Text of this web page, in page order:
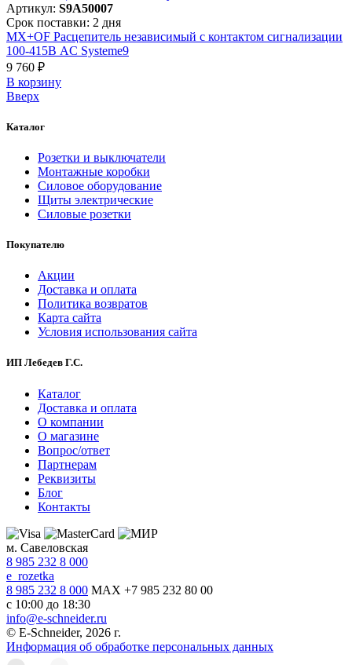
Артикул: S9A50007
Срок поставки: 2 дня
MX+OF Расцепитель независимый с контактом сигнализации
100-415В AC Systeme9
9 760 ₽
В корзинy
Вверх
Каталог
Розетки и выключатели
Монтажные коробки
Силовое оборудование
Щиты электрические
Силовые розетки
Покупателю
Акции
Доставка и оплата
Политика возвратов
Карта сайта
Условия использования сайта
ИП Лебедев Г.С.
Каталог
Доставка и оплата
О компании
О магазине
Вопрос/ответ
Партнерам
Реквизиты
Блог
Контакты
м. Савеловская
8 985 232 8 000
e_rozetka
8 985 232 8 000 MAX +7 985 232 80 00
с 10:00 до 18:30
info@e-schneider.ru
© E-Schneider, 2026 г.
Информация об обработке персональных данных